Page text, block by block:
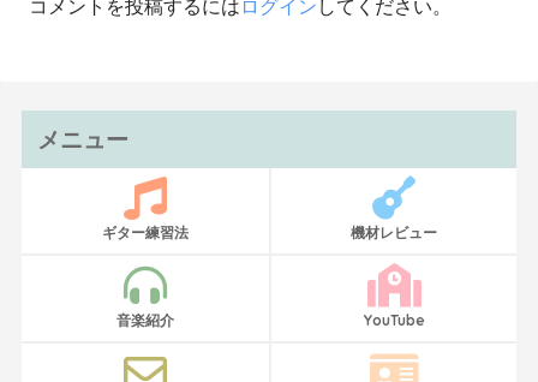
コメントを投稿するには ログイン してください。
メニュー
ギター練習法 機材レビュー
音楽紹介 YouTube